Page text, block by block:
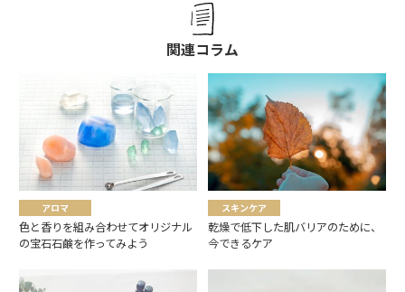
関連コラム
アロマ
色と香りを組み合わせてオリジナル
の宝石石鹸を作ってみよう
スキンケア
乾燥で低下した肌バリアのために、
今できるケア